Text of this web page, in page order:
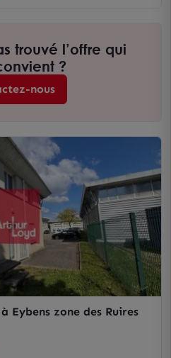
trouvé l’offre qui
?
nous
Eybens zone des Ruires